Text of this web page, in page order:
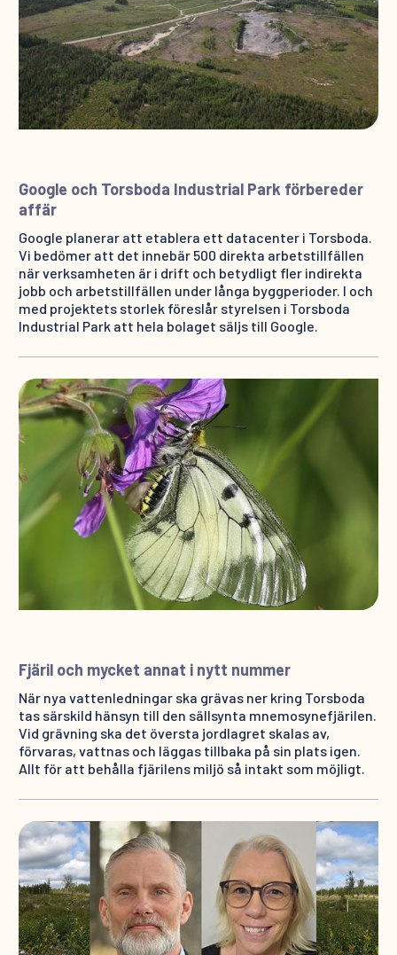
Google och Torsboda Industrial Park förbereder
affär
Google planerar att etablera ett datacenter i Torsboda.
Vi bedömer att det innebär 500 direkta arbetstillfällen
när verksamheten är i drift och betydligt fler indirekta
jobb och arbetstillfällen under långa byggperioder. I och
med projektets storlek föreslår styrelsen i Torsboda
Industrial Park att hela bolaget säljs till Google.
Fjäril och mycket annat i nytt nummer
När nya vattenledningar ska grävas ner kring Torsboda
tas särskild hänsyn till den sällsynta mnemosynefjärilen.
Vid grävning ska det översta jordlagret skalas av,
förvaras, vattnas och läggas tillbaka på sin plats igen.
Allt för att behålla fjärilens miljö så intakt som möjligt.